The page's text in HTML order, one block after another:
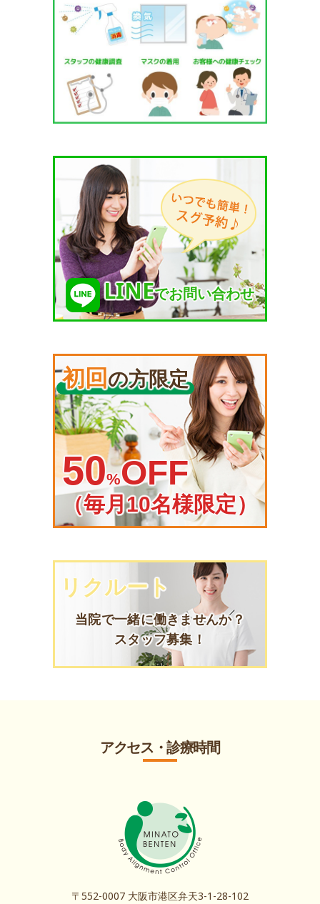
LINEでお問い合わせ
初回の方限定
50%OFF
（毎月10名様限定）
リクルート
当院で一緒に働きませんか？
スタッフ募集！
アクセス・診療時間
〒552-0007 大阪市港区弁天3-1-28-102